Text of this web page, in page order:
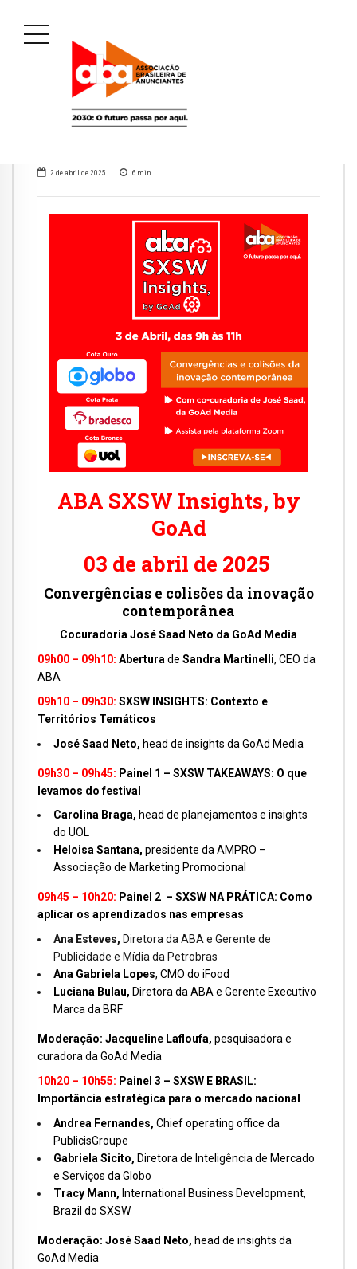
2 de abril de 2025 6 min
ABA SXSW Insights, by
GoAd
03 de abril de 2025
Convergências e colisões da inovação
contemporânea
Cocuradoria José Saad Neto da GoAd Media
09h00 – 09h10: Abertura de Sandra Martinelli, CEO da
ABA
09h10 – 09h30: SXSW INSIGHTS: Contexto e
Territórios Temáticos
José Saad Neto, head de insights da GoAd Media
09h30 – 09h45: Painel 1 – SXSW TAKEAWAYS: O que
levamos do festival
Carolina Braga, head de planejamentos e insights
do UOL
Heloisa Santana, presidente da AMPRO –
Associação de Marketing Promocional
09h45 – 10h20: Painel 2 – SXSW NA PRÁTICA: Como
aplicar os aprendizados nas empresas
Ana Esteves, Diretora da ABA e Gerente de
Publicidade e Mídia da Petrobras
Ana Gabriela Lopes, CMO do iFood
Luciana Bulau, Diretora da ABA e Gerente Executivo
Marca da BRF
Moderação: Jacqueline Lafloufa, pesquisadora e
curadora da GoAd Media
10h20 – 10h55: Painel 3 – SXSW E BRASIL:
Importância estratégica para o mercado nacional
Andrea Fernandes, Chief operating office da
PublicisGroupe
Gabriela Sicito, Diretora de Inteligência de Mercado
e Serviços da Globo
Tracy Mann, International Business Development,
Brazil do SXSW
Moderação: José Saad Neto, head de insights da
GoAd Media